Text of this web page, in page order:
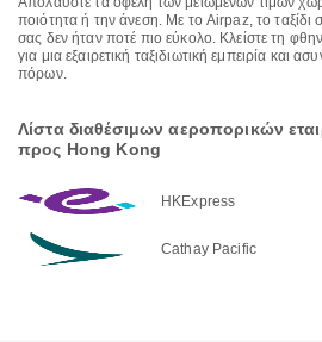
ποιότητα ή την άνεση. Με το Airpaz, το
σας δεν ήταν ποτέ πιο εύκολο. Κλείστε τη
για μια εξαιρετική ταξιδιωτική εμπειρία και
πόρων.
Λίστα διαθέσιμων αεροπορικών
προς Hong Kong
HKExpress
Cathay Pacific